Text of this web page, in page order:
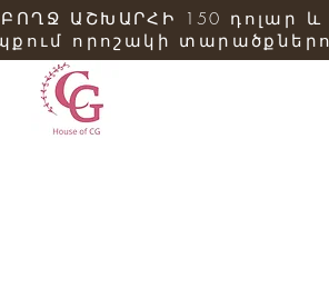
ԱՇԽԱՐՀԻ 150 դոլար և
որոշակի